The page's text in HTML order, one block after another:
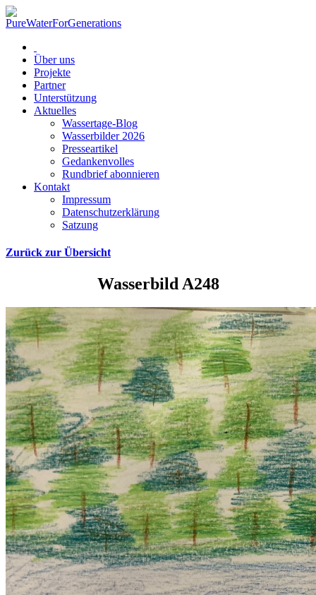
Über uns
Projekte
Partner
Unterstützung
Aktuelles
Wassertage-Blog
Wasserbilder 2026
Presseartikel
Gedankenvolles
Rundbrief abonnieren
Kontakt
Impressum
Datenschutzerklärung
Satzung
Zurück zur Übersicht
Wasserbild A248